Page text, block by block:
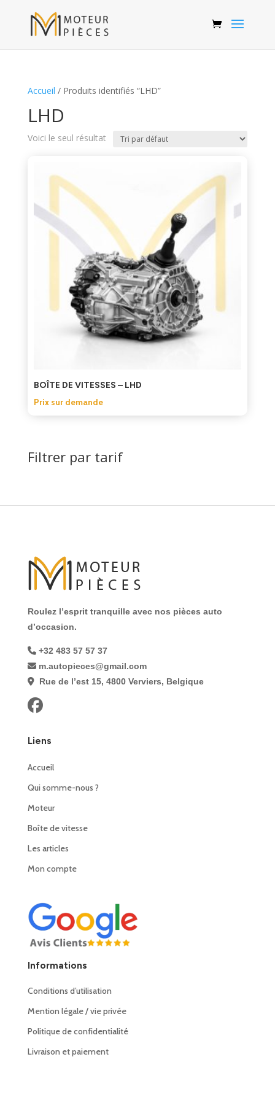
Accueil / Produits identifiés “LHD”
LHD
Voici le seul résultat
BOÎTE DE VITESSES – LHD
Prix sur demande
Filtrer par tarif
Roulez l’esprit tranquille avec nos pièces auto
d’occasion.
+32 483 57 57 37
m.autopieces@gmail.com
Rue de l’est 15, 4800 Verviers, Belgique
Liens
Accueil
Qui somme-nous ?
Moteur
Boîte de vitesse
Les articles
Mon compte
Informations
Conditions d’utilisation
Mention légale / vie privée
Politique de confidentialité
Livraison et paiement